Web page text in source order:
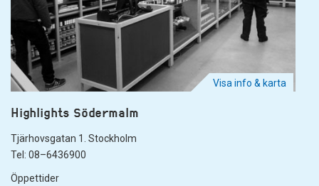
Visa info & karta
Highlights Södermalm
Tjärhovsgatan 1. Stockholm
Tel: 08–6436900
Öppettider